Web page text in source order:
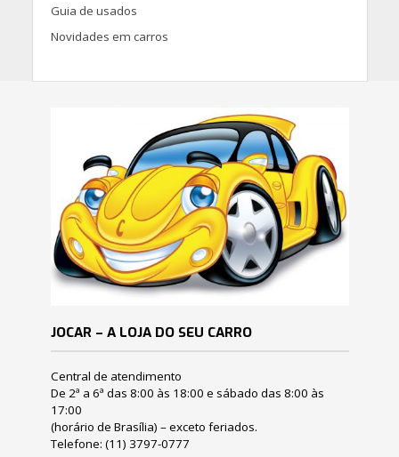
Guia de usados
Novidades em carros
JOCAR – A LOJA DO SEU CARRO
Central de atendimento
De 2ª a 6ª das 8:00 às 18:00 e sábado das 8:00 às
17:00
(horário de Brasília) – exceto feriados.
Telefone: (11) 3797-0777